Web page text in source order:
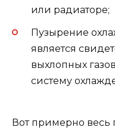
или радиаторе;
Пузырение
является
выхлопных
систему
Вот примерно весь